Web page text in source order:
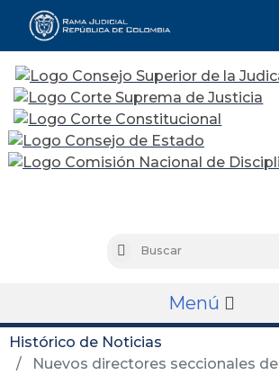
Buscar
Menú
Histórico de Noticias
Nuevos directores seccionales de